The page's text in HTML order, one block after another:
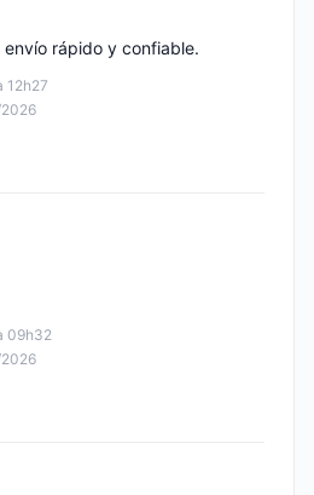
12h27
rápido y confiable.
09h32